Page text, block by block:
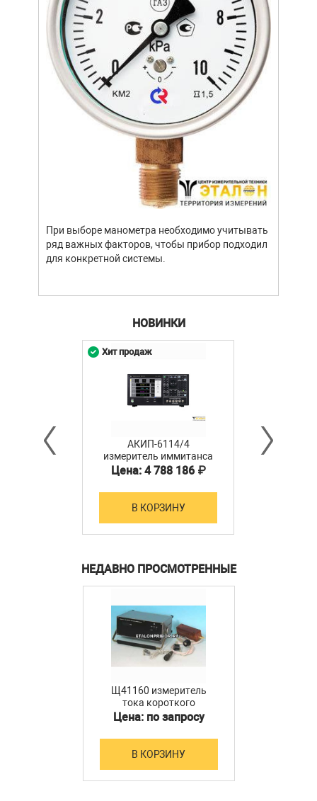
При выборе манометра необходимо учитывать
ряд важных факторов, чтобы прибор подходил
для конкретной системы.
НОВИНКИ
АКИП-6114/4
измеритель иммитанса
Цена: 4 788 186 ₽
В КОРЗИНУ
Хит продаж
НЕДАВНО ПРОСМОТРЕННЫЕ
Щ41160 измеритель
тока короткого
замыкания
Цена: по запросу
В КОРЗИНУ